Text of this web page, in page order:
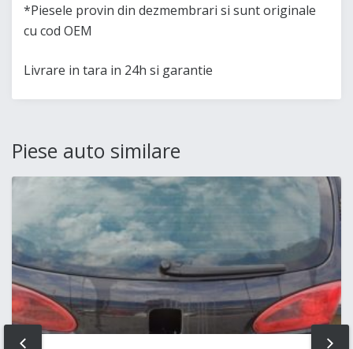
*Piesele provin din dezmembrari si sunt originale
cu cod OEM
Livrare in tara in 24h si garantie
Piese auto similare